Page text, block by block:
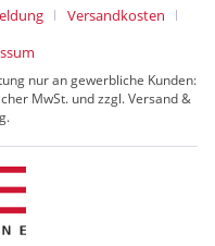
Versandkosten
nur an gewerbliche Kunden:
MwSt. und zzgl. Versand &